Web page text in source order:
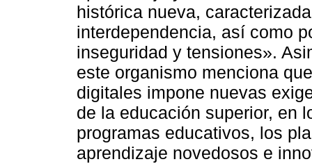
histórica nueva,
interdependencia, así como
inseguridad y tensiones».
este organismo menciona
digitales impone nuevas
de la educación superior, en
programas educativos, los
aprendizaje novedosos e